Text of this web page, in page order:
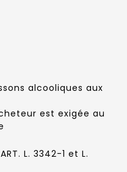
alcooliques aux
est exigée au
ART. L. 3342-1 et L.